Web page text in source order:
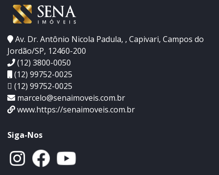
Av. Dr. Antônio Nicola Padula, , Capivari, Campos do
Jordão/SP, 12460-200
(12) 3800-0050
(12) 99752-0025
(12) 99752-0025
marcelo@senaimoveis.com.br
www.https://senaimoveis.com.br
Siga-Nos